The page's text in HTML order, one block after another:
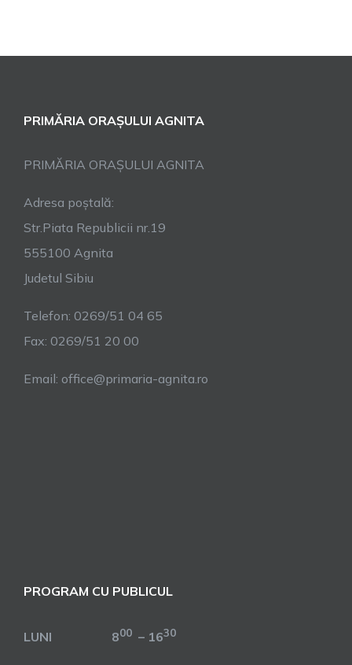
PRIMĂRIA ORAȘULUI AGNITA
PRIMĂRIA ORAȘULUI AGNITA
Adresa poștală:
Str.Piata Republicii nr.19
555100 Agnita
Judetul Sibiu
Telefon: 0269/51 04 65
Fax: 0269/51 20 00
Email: office@primaria-agnita.ro
PROGRAM CU PUBLICUL
LUNI 800 – 1630